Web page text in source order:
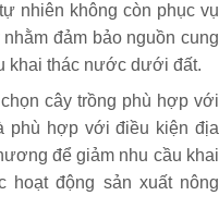
nhiên không còn phục vụ
đảm bảo nguồn cung
khai thác nước dưới đất.
cây trồng phù hợp với
phù hợp với điều kiện địa
để giảm nhu cầu khai
động sản xuất nông